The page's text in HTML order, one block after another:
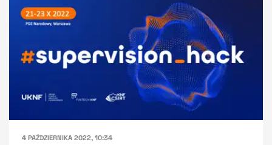
4 PAŹDZIERNIKA 2022, 10:34